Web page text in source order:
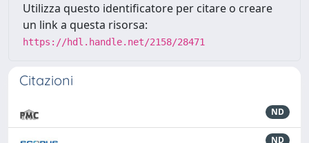
Utilizza questo identificatore per citare o creare
un link a questa risorsa:
https://hdl.handle.net/2158/28471
Citazioni
ND
ND